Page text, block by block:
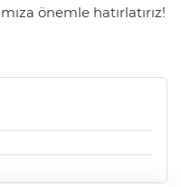
önemle hatırlatırız!